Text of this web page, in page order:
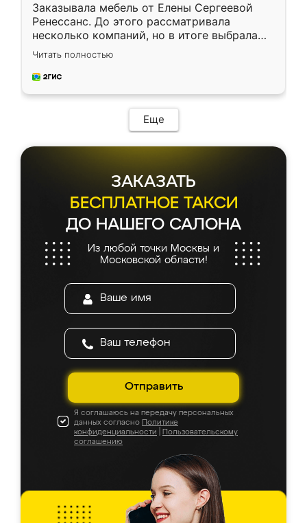
Заказывала мебель от Елены Сергеевой
Ренессанс. До этого рассматривала
несколько компаний, но в итоге выбрала
эту. Сначала обговорили условия, потом
приехал замерщик, всё спокойно объяснил
и снял размеры. Изготовили в срок, с
мебель сразу встала на свое место без
каких-либо доработок. Качеством осталась
довольна, все выглядит так, как и ожидала.
Читать полностью
Еще
ЗАКАЗАТЬ
БЕСПЛАТНОЕ ТАКСИ
ДО НАШЕГО САЛОНА
Из любой точки Москвы и
Московской области!
Отправить
Я соглашаюсь на передачу персональных
данных согласно Политике
конфиденциальности
Пользовательскому
соглашению